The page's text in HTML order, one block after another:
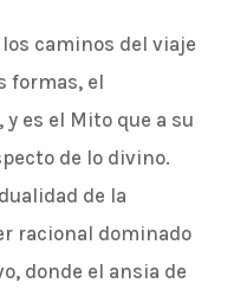
caminos del viaje
formas, el
es el Mito que a su
de lo divino.
de la
racional dominado
donde el ansia de